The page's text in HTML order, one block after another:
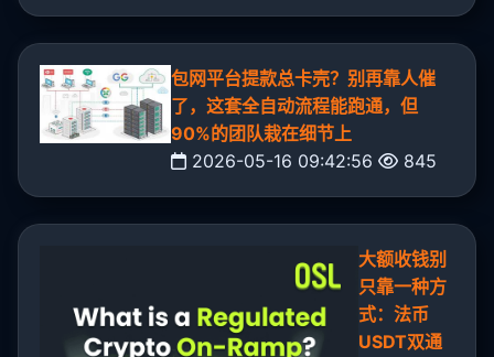
包网平台提款总卡壳？别再靠人催
了，这套全自动流程能跑通，但
90%的团队栽在细节上
2026-05-16 09:42:56
845
大额收钱别
只靠一种方
式：法币
USDT双通